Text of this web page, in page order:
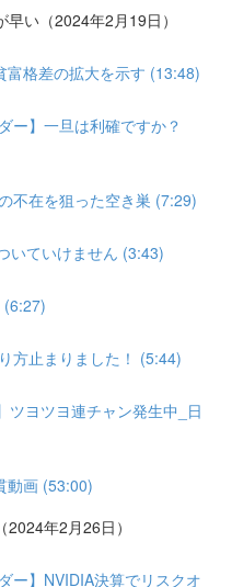
い（2024年2月19日）
富格差の拡大を示す (13:48)
ー】一旦は利確ですか？
不在を狙った空き巣 (7:29)
いていけません (3:43)
(6:27)
方止まりました！ (5:44)
ツヨツヨ連チャン発生中_日
動画 (53:00)
年2月26日）
ー】NVIDIA決算でリスクオ